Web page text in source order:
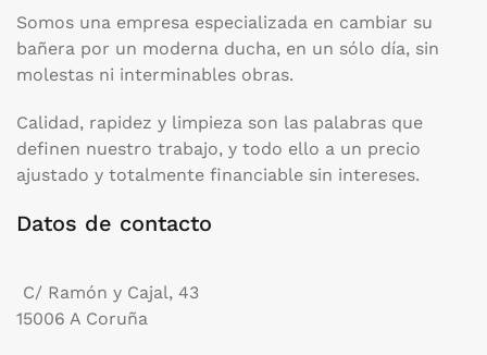
Somos una empresa especializada en cambiar su
bañera por un moderna ducha, en un sólo día, sin
molestas ni interminables obras.
Calidad, rapidez y limpieza son las palabras que
definen nuestro trabajo, y todo ello a un precio
ajustado y totalmente financiable sin intereses.
Datos de contacto
C/ Ramón y Cajal, 43
15006 A Coruña